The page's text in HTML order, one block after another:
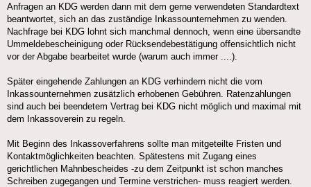
Anfragen an KDG werden dann mit dem gerne verwendeten Standardtext
beantwortet, sich an das zuständige Inkassounternehmen zu wenden.
Nachfrage bei KDG lohnt sich manchmal dennoch, wenn eine übersandte
Ummeldebescheinigung oder Rücksendebestätigung offensichtlich nicht
vor der Abgabe bearbeitet wurde (warum auch immer ....).
Später eingehende Zahlungen an KDG verhindern nicht die vom
Inkassounternehmen zusätzlich erhobenen Gebühren. Ratenzahlungen
sind auch bei beendetem Vertrag bei KDG nicht möglich und maximal mit
dem Inkassoverein zu regeln.
Mit Beginn des Inkassoverfahrens sollte man mitgeteilte Fristen und
Kontaktmöglichkeiten beachten. Spätestens mit Zugang eines
gerichtlichen Mahnbescheides -zu dem Zeitpunkt ist schon manches
Schreiben zugegangen und Termine verstrichen- muss reagiert werden.